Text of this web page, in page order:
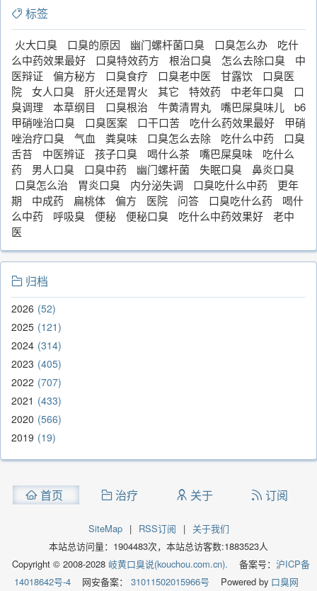
标签
火大口臭 口臭的原因 幽门螺杆菌口臭 口臭怎么办
吃什
么中药效果最好
口臭特效药方 根治口臭 怎么去除口臭
中
医辩证
偏方秘方 口臭食疗 口臭老中医 甘露饮
口臭医
院
女人口臭 肝火还是胃火 其它 特效药 中老年口臭
口
臭调理
本草纲目 口臭根治 牛黄清胃丸 嘴巴屎臭味儿
b6
甲硝唑治口臭
口臭医案 口干口苦 吃什么药效果最好
甲硝
唑治疗口臭
气血 粪臭味 口臭怎么去除 吃什么中药
口臭
舌苔
中医辨证 孩子口臭 喝什么茶 嘴巴屎臭味
吃什么
药
男人口臭 口臭中药 幽门螺杆菌 失眠口臭
鼻炎口臭
口臭怎么治
胃炎口臭 内分泌失调 口臭吃什么中药
更年
期
中成药 扁桃体 偏方 医院 问答 口臭吃什么药
喝什
么中药
呼吸臭 便秘 便秘口臭 吃什么中药效果好
老中
医
归档
2026 52
2025 121
2024 314
2023 405
2022 707
2021
433
2020 566
2019 19
首页 治疗 关于 订阅
SiteMap | RSS订阅 |
关于我们
本站总访问量： 1904483次，本站总访客数:1883523人
Copyright © 2008-2028 岐黄口臭说(kouchou.com.cn). 备案号： 沪ICP备
14018642号-4
网安备案： 31011502015966号 Powered by 口臭网